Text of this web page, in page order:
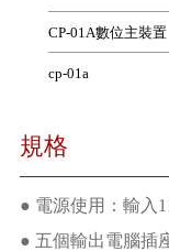
CP-01A數位主裝置
cp-01a
規格
● 電源使用：輸入
● 五個輸出電腦插